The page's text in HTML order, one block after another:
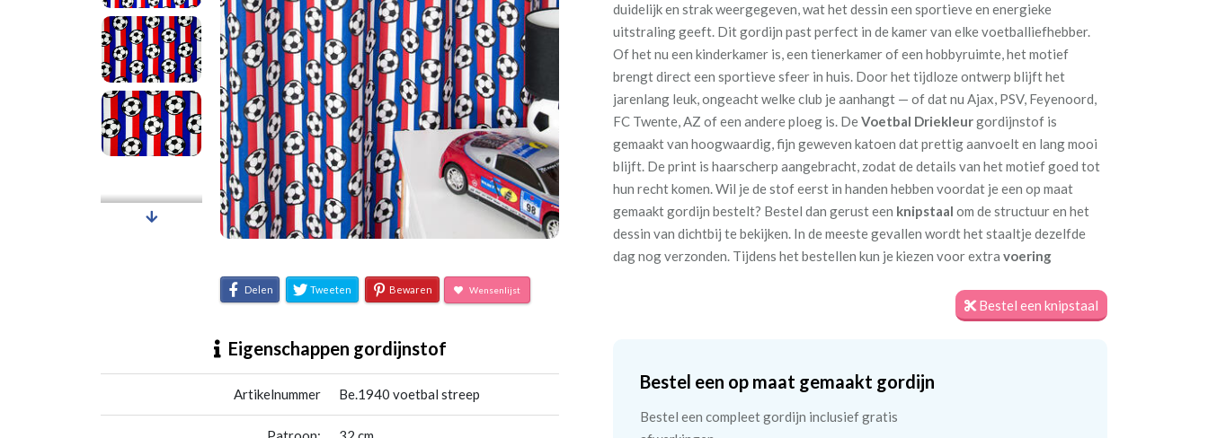
Delen Tweeten Bewaren Wensenlijst
Eigenschappen gordijnstof
Artikelnummer Be.1940 voetbal streep
duidelijk en strak weergegeven, wat het dessin een sportieve en energieke
uitstraling geeft. Dit gordijn past perfect in de kamer van elke voetballiefhebber.
Of het nu een kinderkamer is, een tienerkamer of een hobbyruimte, het motief
brengt direct een sportieve sfeer in huis. Door het tijdloze ontwerp blijft het
jarenlang leuk, ongeacht welke club je aanhangt — of dat nu Ajax, PSV, Feyenoord,
FC Twente, AZ of een andere ploeg is. DeVoetbal Driekleurgordijnstof is
gemaakt van hoogwaardig, fijn geweven katoen dat prettig aanvoelt en lang mooi
blijft. De print is haarscherp aangebracht, zodat de details van het motief goed tot
hun recht komen. Wil je de stof eerst in handen hebben voordat je een op maat
gemaakt gordijn bestelt? Bestel dan gerust een knipstaal om de structuur en het
dessin van dichtbij te bekijken. In de meeste gevallen wordt het staaltje dezelfde
dag nog verzonden. Tijdens het bestellen kun je kiezen voor extra voering
Bestel een knipstaal
Bestel een op maat gemaakt gordijn
Bestel een compleet gordijn inclusief gratis